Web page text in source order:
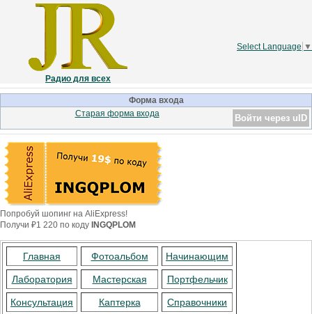
Радио для всех
Select Language ▼
Форма входа
Войти через uID
Старая форма входа
Попробуй шопинг на AliExpress!
Получи ₽1 220 по коду INGQPLOM
Главная Фотоальбом Начинающим
Лаборатория Мастерская Портфельчик
Консультация Каптерка Справочники